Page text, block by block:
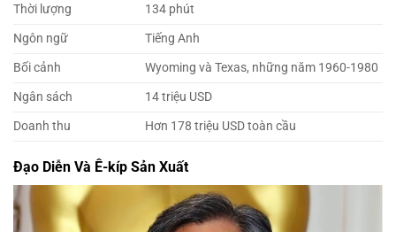
Thời lượng
134 phút
Ngôn ngữ
Tiếng Anh
Bối cảnh
Wyoming và Texas, những năm 1960-1980
Ngân sách
14 triệu USD
Doanh thu
Hơn 178 triệu USD toàn cầu
Đạo Diễn Và Ê-kíp Sản Xuất